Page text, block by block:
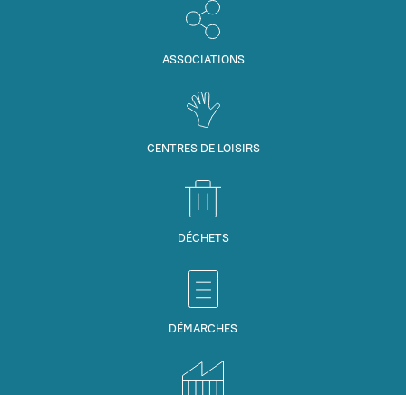
ASSOCIATIONS
CENTRES DE LOISIRS
DÉCHETS
DÉMARCHES